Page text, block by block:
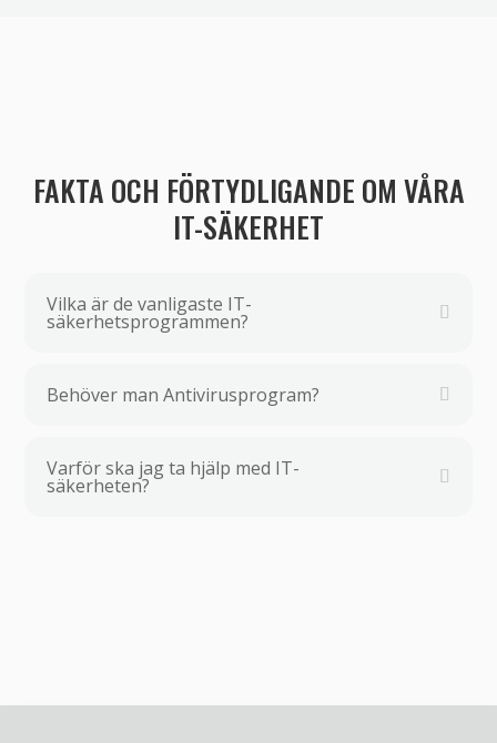
FAKTA OCH FÖRTYDLIGANDE OM VÅRA
IT-SÄKERHET
Vilka är de vanligaste IT-
säkerhetsprogrammen?
Behöver man Antivirusprogram?
Varför ska jag ta hjälp med IT-
säkerheten?